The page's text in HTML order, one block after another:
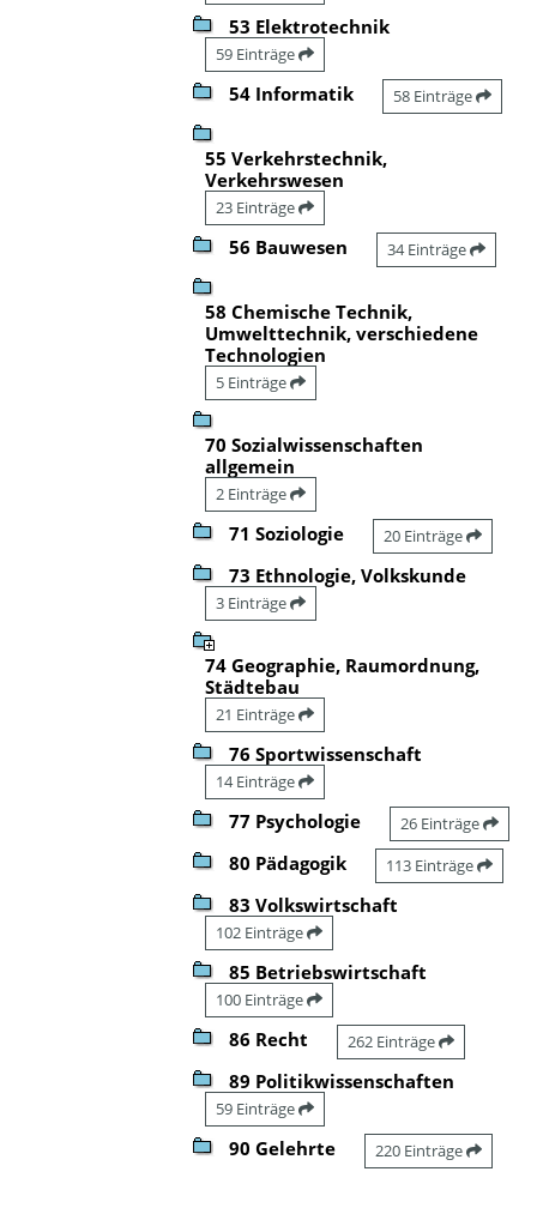
53 Elektrotechnik
59 Einträge
54 Informatik 58 Einträge
55 Verkehrstechnik,
Verkehrswesen
23 Einträge
56 Bauwesen 34 Einträge
58 Chemische Technik,
Umwelttechnik, verschiedene
Technologien
5 Einträge
70 Sozialwissenschaften
allgemein
2 Einträge
71 Soziologie 20 Einträge
73 Ethnologie, Volkskunde
3 Einträge
74 Geographie, Raumordnung,
Städtebau
21 Einträge
76 Sportwissenschaft
14 Einträge
77 Psychologie 26 Einträge
80 Pädagogik 113 Einträge
83 Volkswirtschaft
102 Einträge
85 Betriebswirtschaft
100 Einträge
86 Recht 262 Einträge
89 Politikwissenschaften
59 Einträge
90 Gelehrte 220 Einträge